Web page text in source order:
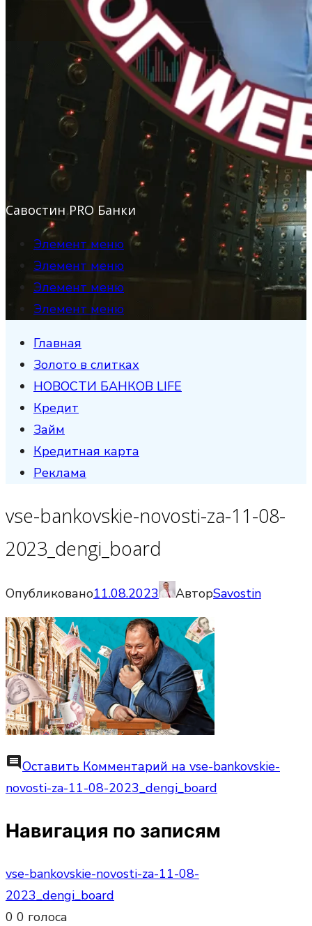
Савостин PRO Банки
Элемент меню
Элемент меню
Элемент меню
Элемент меню
Главная
Золото в слитках
НОВОСТИ БАНКОВ LIFE
Кредит
Займ
Кредитная карта
Реклама
vse-bankovskie-novosti-za-11-08-
2023_dengi_board
Опубликовано11.08.2023 АвторSavostin
commentОставить Комментарий на vse-bankovskie-
novosti-za-11-08-2023_dengi_board
Навигация по записям
vse-bankovskie-novosti-za-11-08-
2023_dengi_board
0 0 голоса